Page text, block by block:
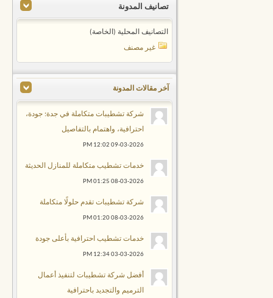
تصانيف المدونة
التصانيف المحلية (الخاصة)
غير مصنف
آخر مقالات المدونة
شركة تشطيبات متكاملة في جدة: جودة،
احترافية، واهتمام بالتفاصيل
09-03-2026
12:02 PM
خدمات تشطيب متكاملة للمنازل الحديثة
08-03-2026
01:25 PM
شركة تشطيبات تقدم حلولًا متكاملة
08-03-2026
01:20 PM
خدمات تشطيب احترافية بأعلى جودة
03-03-2026
12:34 PM
أفضل شركة تشطيبات لتنفيذ أعمال
الترميم والتجديد باحترافية